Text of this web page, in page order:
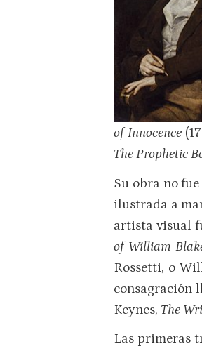
of Innocence
The Prophetic
Su obra no
ilustrada a
artista visual
of William
Rossetti, o
consagración
Keynes, The
Las primeras